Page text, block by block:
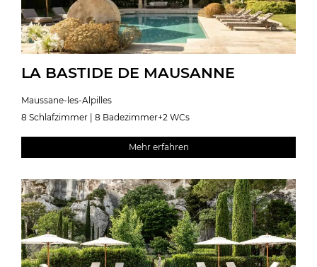
LA BASTIDE DE MAUSANNE
Maussane-les-Alpilles
8 Schlafzimmer | 8 Badezimmer+2 WCs
Mehr erfahren